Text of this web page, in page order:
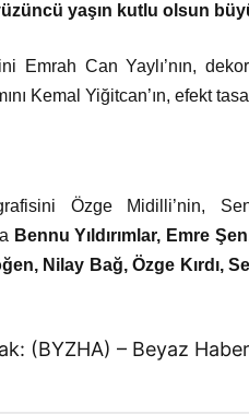
yaşın kutlu olsun
Emrah Can Yaylı’nın, dekor
Kemal Yiğitcan’ın, efekt
Özge Midilli’nin,
Bennu Yıldırımlar, Emre
Nilay Bağ, Özge Kırdı,
(BYZHA) – Beyaz Haber